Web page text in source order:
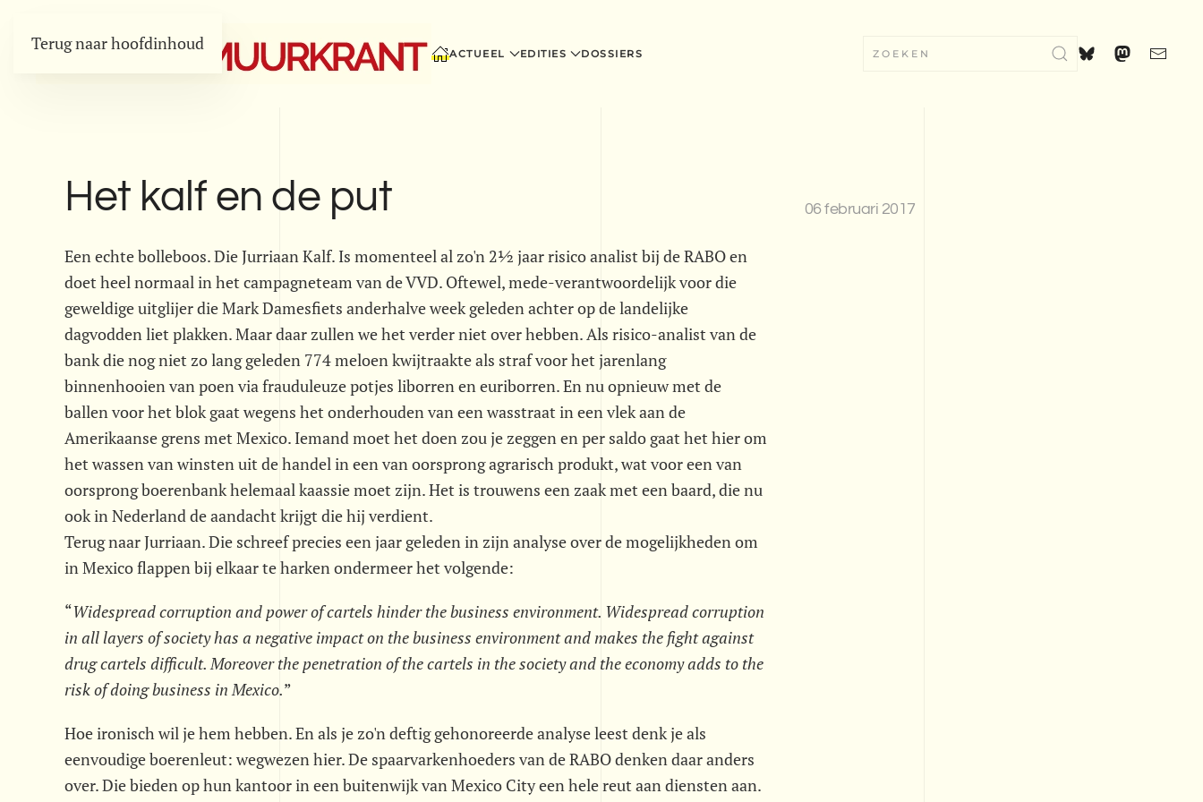
Terug naar hoofdinhoud ACTUEEL EDITIES DOSSIERS
Het kalf en de put
Een echte bolleboos. Die Jurriaan Kalf. Is momenteel al zo'n 2½ jaar risico analist bij de RABO en
doet heel normaal in het campagneteam van de VVD. Oftewel, mede-verantwoordelijk voor die
geweldige uitglijer die Mark Damesfiets anderhalve week geleden achter op de landelijke
dagvodden liet plakken. Maar daar zullen we het verder niet over hebben. Als risico-analist van de
bank die nog niet zo lang geleden 774 meloen kwijtraakte als straf voor het jarenlang
binnenhooien van poen via frauduleuze potjes liborren en euriborren. En nu opnieuw met de
ballen voor het blok gaat wegens het onderhouden van een wasstraat in een vlek aan de
Amerikaanse grens met Mexico. Iemand moet het doen zou je zeggen en per saldo gaat het hier om
het wassen van winsten uit de handel in een van oorsprong agrarisch produkt, wat voor een van
oorsprong boerenbank helemaal kaassie moet zijn. Het is trouwens een zaak met een baard, die nu
ook in Nederland de aandacht krijgt die hij verdient.
Terug naar Jurriaan. Die schreef precies een jaar geleden in zijn analyse over de mogelijkheden om
in Mexico flappen bij elkaar te harken ondermeer het volgende:
“Widespread corruption and power of cartels hinder the business environment. Widespread corruption
in all layers of society has a negative impact on the business environment and makes the fight against
drug cartels difficult. Moreover the penetration of the cartels in the society and the economy adds to the
risk of doing business in Mexico.”
Hoe ironisch wil je hem hebben. En als je zo'n deftig gehonoreerde analyse leest denk je als
eenvoudige boerenleut: wegwezen hier. De spaarvarkenhoeders van de RABO denken daar anders
over. Die bieden op hun kantoor in een buitenwijk van Mexico City een hele reut aan diensten aan.
06 februari 2017